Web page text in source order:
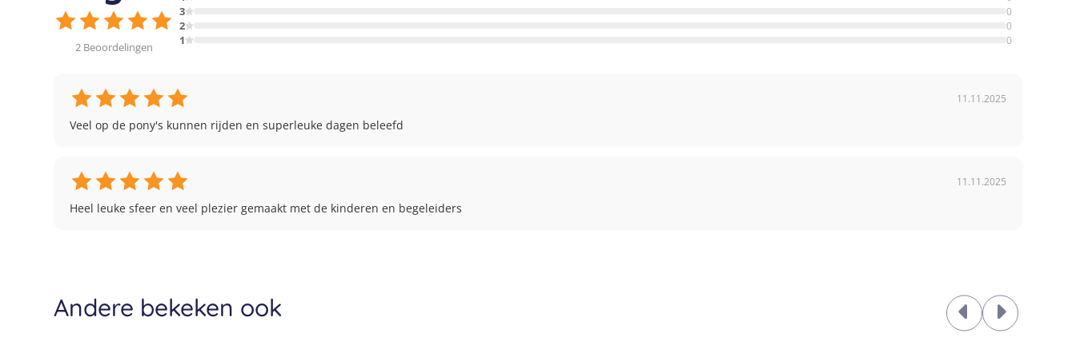
2 Beoordelingen
3 0
2 0
1 0
11.11.2025
Veel op de pony's kunnen rijden en superleuke dagen beleefd
11.11.2025
Heel leuke sfeer en veel plezier gemaakt met de kinderen en begeleiders
Andere bekeken ook